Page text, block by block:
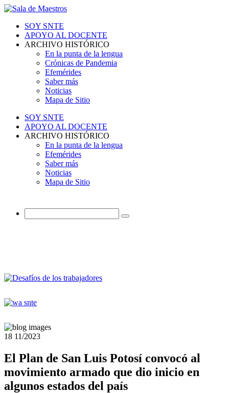
SOY SNTE
APOYO AL DOCENTE
ARCHIVO HISTÓRICO
En la punta de la lengua
Crónicas de Pandemia
Efemérides
Saber más
Noticias
Mapa de Sitio
SOY SNTE
APOYO AL DOCENTE
ARCHIVO HISTÓRICO
En la punta de la lengua
Efemérides
Saber más
Noticias
Mapa de Sitio
18 11/2023
El Plan de San Luis Potosí convocó al
movimiento armado que dio inicio en
algunos estados del país